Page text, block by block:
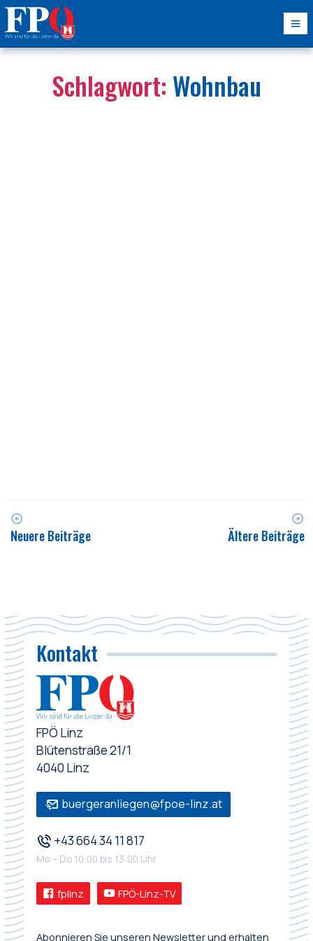
Schlagwort: Wohnbau
Neuere Beiträge Ältere Beiträge
Kontakt
FPÖ Linz
Blütenstraße 21/1
4040 Linz
buergeranliegen@fpoe-linz.at
+43 664 34 11 817
Mo – Do 10:00 bis 13:00 Uhr
fplinz FPÖ-Linz-TV
Abonnieren Sie unseren Newsletter und erhalten